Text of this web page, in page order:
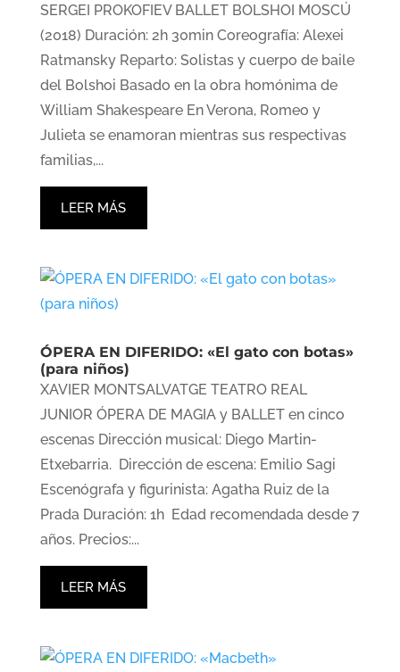
SERGEI PROKOFIEV BALLET BOLSHOI MOSCÚ
(2018) Duración: 2h 30min Coreografía: Alexei
Ratmansky Reparto: Solistas y cuerpo de baile
del Bolshoi Basado en la obra homónima de
William Shakespeare En Verona, Romeo y
Julieta se enamoran mientras sus respectivas
familias,...
LEER MÁS
ÓPERA EN DIFERIDO: «El gato con botas»
(para niños)
XAVIER MONTSALVATGE TEATRO REAL
JUNIOR ÓPERA DE MAGIA y BALLET en cinco
escenas Dirección musical: Diego Martin-
Etxebarria. Dirección de escena: Emilio Sagi
Escenógrafa y figurinista: Agatha Ruiz de la
Prada Duración: 1h Edad recomendada desde 7
años. Precios:...
LEER MÁS